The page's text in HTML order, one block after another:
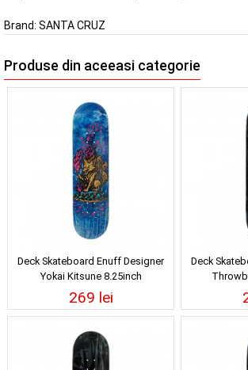
Brand: SANTA CRUZ
Produse din aceeasi categorie
Deck Skateboard Enuff Designer
Yokai Kitsune 8.25inch
269 lei
Deck